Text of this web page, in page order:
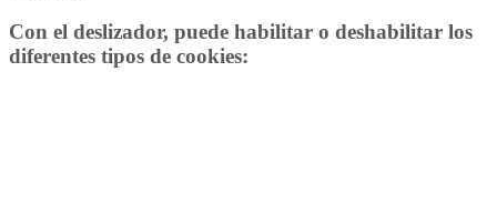
Con el deslizador, puede habilitar o deshabilitar los
diferentes tipos de cookies: